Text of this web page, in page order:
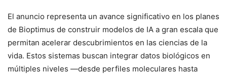
El anuncio representa un avance significativo en los planes
de Bioptimus de construir modelos de IA a gran escala que
permitan acelerar descubrimientos en las ciencias de la
vida. Estos sistemas buscan integrar datos biológicos en
múltiples niveles —desde perfiles moleculares hasta